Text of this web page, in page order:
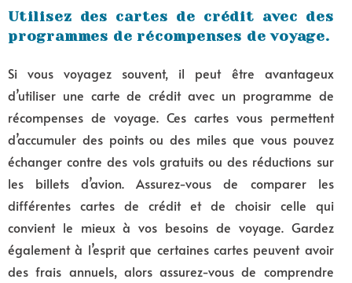
Utilisez des cartes de crédit avec des
programmes de récompenses de voyage.
Si vous voyagez souvent, il peut être avantageux
d’utiliser une carte de crédit avec un programme de
récompenses de voyage. Ces cartes vous permettent
d’accumuler des points ou des miles que vous pouvez
échanger contre des vols gratuits ou des réductions sur
les billets d’avion. Assurez-vous de comparer les
différentes cartes de crédit et de choisir celle qui
convient le mieux à vos besoins de voyage. Gardez
également à l’esprit que certaines cartes peuvent avoir
des frais annuels, alors assurez-vous de comprendre